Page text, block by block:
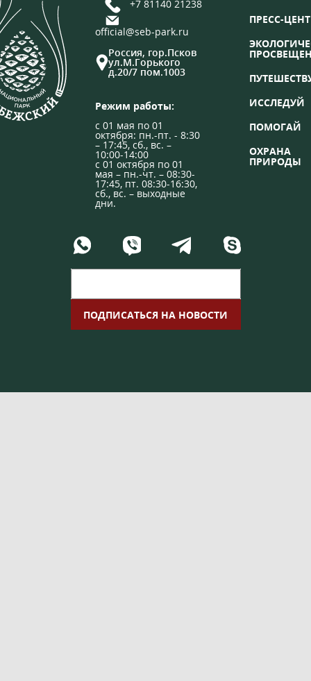
+7 81140 21238
official@seb-park.ru
Россия, гор.Псков
ул.М.Горького
д.20/7 пом.1003
Режим работы:
с 01 мая по 01
октября: пн.-пт. - 8:30
– 17:45, сб., вс. –
10:00-14:00
с 01 октября по 01
мая – пн.-чт. – 08:30-
17:45, пт. 08:30-16:30,
сб., вс. – выходные
дни.
ПРЕСС-
ИССЛЕДУЙ
ПОМОГАЙ
ОХРАНА
ПРИРОДЫ